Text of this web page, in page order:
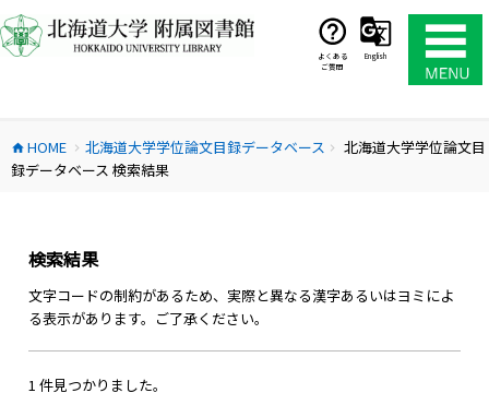
ン
テ
ス
キ
よくある
ご質問
English
home HOME chevron_right 北海道大学学位論文目録データベース chevron_right
北海道大学学位論文目
録データベース 検索結果
検索結果
文字コードの制約があるため、実際と異なる漢字あるいはヨミによ
る表示があります。ご了承ください。
1 件見つかりました。